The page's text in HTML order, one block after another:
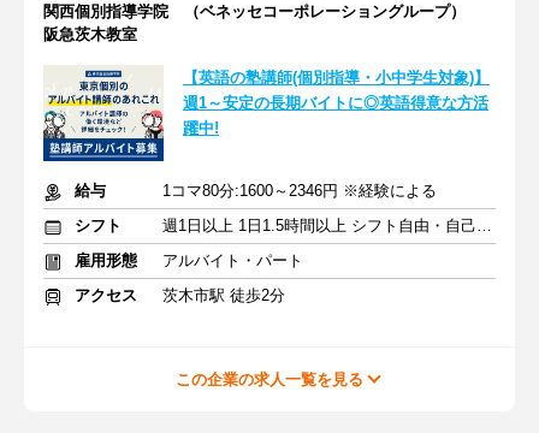
関西個別指導学院 （ベネッセコーポレーショングループ）
阪急茨木教室
【英語の塾講師(個別指導・小中学生対象)】
週1～安定の長期バイトに◎英語得意な方活
躍中!
給与
1コマ80分:1600～2346円 ※経験による
シフト
週1日以上 1日1.5時間以上 シフト自由・自己申告
雇用形態
アルバイト・パート
アクセス
茨木市駅 徒歩2分
この企業の求人一覧を見る